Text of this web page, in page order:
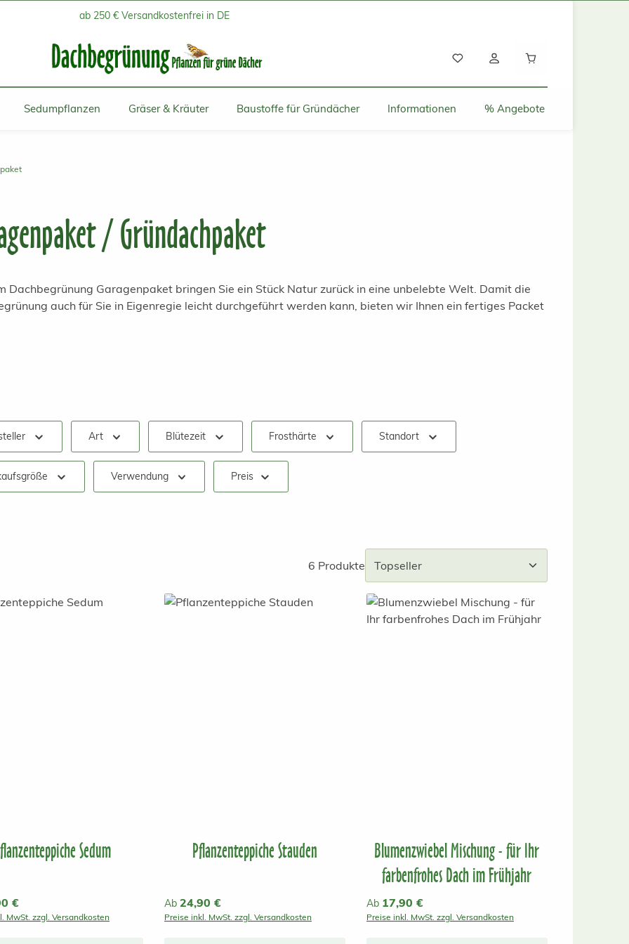
ab 250 € Versandkostenfrei in DE
Sedumpflanzen Gräser & Kräuter Baustoffe für Gründächer Informationen % Angebote
/ Gründachpaket
Dachbegrünung Garagenpaket bringen Sie ein Stück Natur zurück in eine unbelebte Welt. Damit die
auch für Sie in Eigenregie leicht durchgeführt werden kann, bieten wir Ihnen ein fertiges Packet
Art Blütezeit Frosthärte Standort
Verwendung Preis
6 Produkte
Sedum
Preis:
€
MwSt. zzgl. Versandkosten
Pflanzenteppiche Stauden
Regulärer Preis:
Ab 24,90 €
Preise inkl. MwSt. zzgl. Versandkosten
Blumenzwiebel Mischung - für Ihr
farbenfrohes Dach im Frühjahr
Regulärer Preis:
Ab 17,90 €
Preise inkl. MwSt. zzgl. Versandkosten